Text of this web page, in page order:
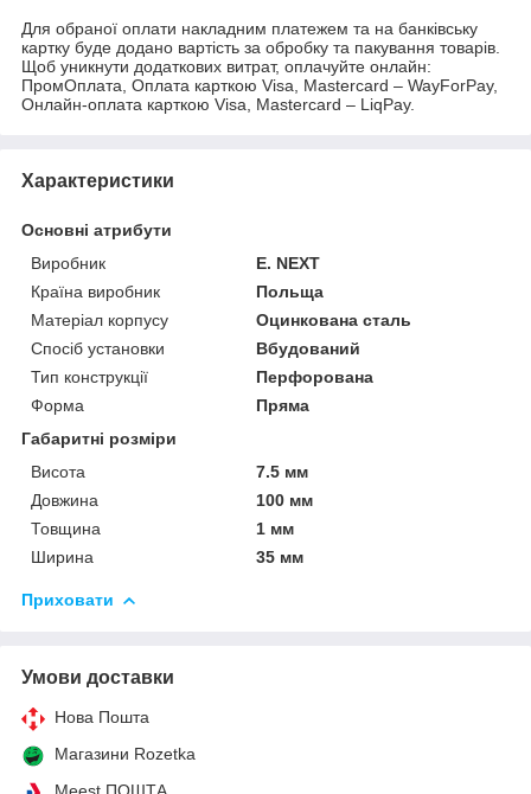
Для обраної оплати накладним платежем та на банківську
картку буде додано вартість за обробку та пакування товарів.
Щоб уникнути додаткових витрат, оплачуйте онлайн:
ПромОплата, Оплата карткою Visa, Mastercard – WayForPay,
Онлайн-оплата карткою Visa, Mastercard – LiqPay.
Характеристики
Основні атрибути
Виробник
E. NEXT
Країна виробник
Польща
Матеріал корпусу
Оцинкована сталь
Спосіб установки
Вбудований
Тип конструкції
Перфорована
Форма
Пряма
Габаритні розміри
Висота
7.5 мм
Довжина
100 мм
Товщина
1 мм
Ширина
35 мм
Приховати
Умови доставки
Нова Пошта
Магазини Rozetka
Meest ПОШТА